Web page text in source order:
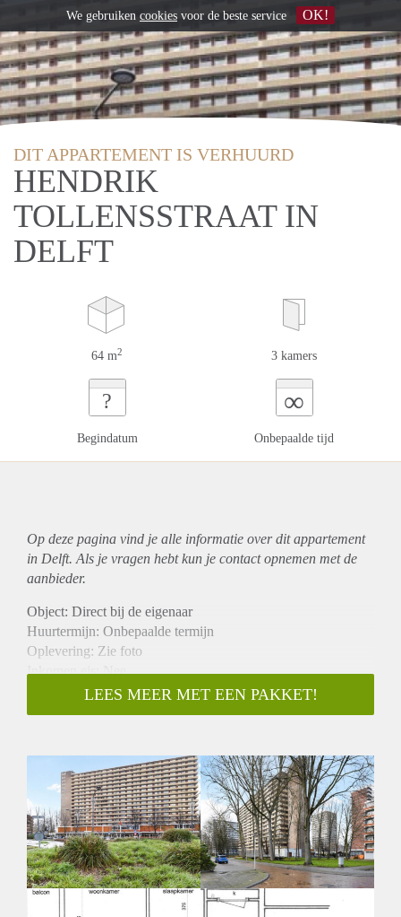
DIT APPARTEMENT IS VERHUURD
HENDRIK
TOLLENSSTRAAT IN
DELFT
64 m2 3 kamers
?
Begindatum
∞
Onbepaalde tijd
Op deze pagina vind je alle informatie over ditappartement
in Delft. Als je vragen hebt kun je contact opnemen met de
aanbieder.
Object: Direct bij de eigenaar
Huurtermijn: Onbepaalde termijn
Oplevering: Zie foto
Inkomen eis: Nee
Garantiestelling mogelijk: Nee
Borg: 1 Maand
Huisdieren toegestaan: Afhankelijk van de Eigenaar
Huurtoeslag grens: Ja
Geschikt voor studenten: Afhankelijk van de Eigenaar
LEES MEER MET EEN PAKKET!
We gebruiken cookies voor de beste service OK!